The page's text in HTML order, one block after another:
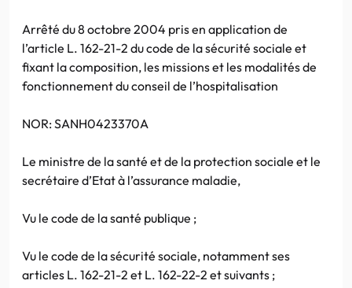
Arrêté du 8 octobre 2004 pris en application de
l’article L. 162-21-2 du code de la sécurité sociale et
fixant la composition, les missions et les modalités de
fonctionnement du conseil de l’hospitalisation
NOR: SANH0423370A
Le ministre de la santé et de la protection sociale et le
secrétaire d’Etat à l’assurance maladie,
Vu le code de la santé publique ;
Vu le code de la sécurité sociale, notamment ses
articles L. 162-21-2 et L. 162-22-2 et suivants ;